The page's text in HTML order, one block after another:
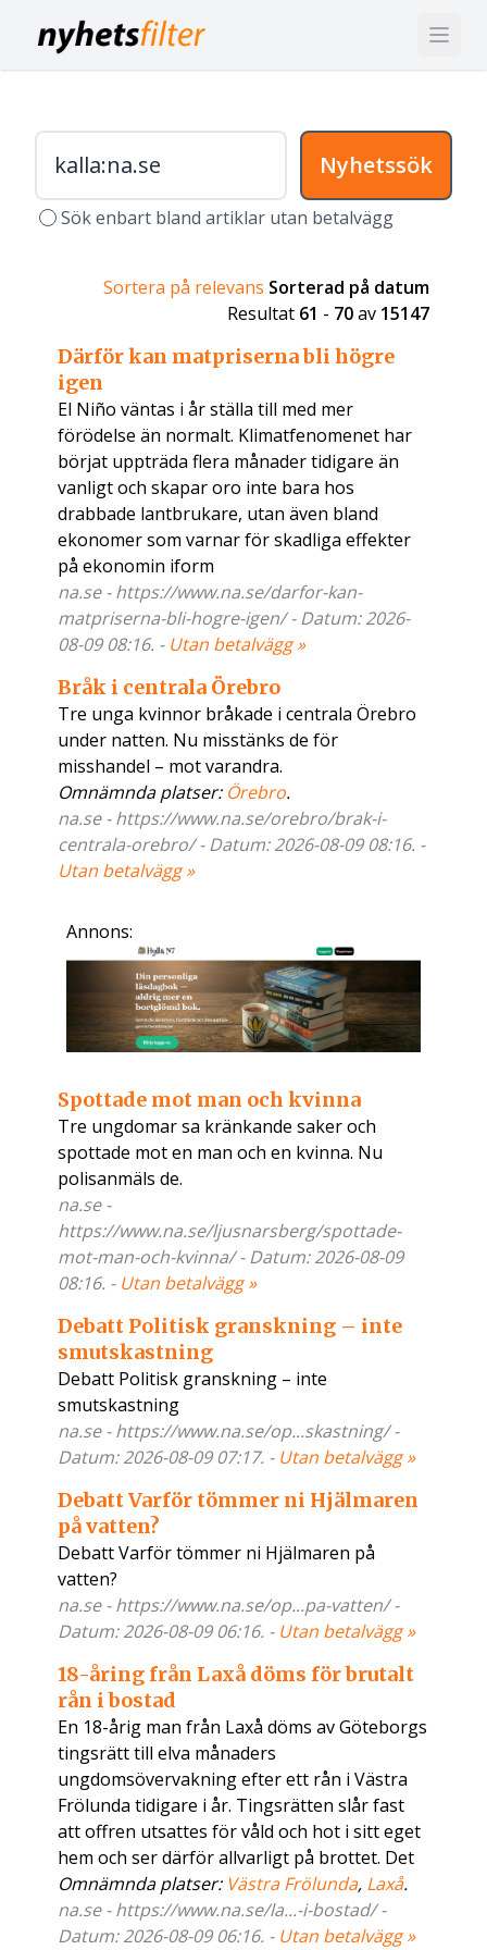
Nyhetssök
Sök enbart bland artiklar utan betalvägg
Sortera på relevans Sorterad på datum
Resultat 61 - 70av 15147
Därför kan matpriserna bli högre
igen
El Niño väntas i år ställa till med mer
förödelse än normalt. Klimatfenomenet har
börjat uppträda flera månader tidigare än
vanligt och skapar oro inte bara hos
drabbade lantbrukare, utan även bland
ekonomer som varnar för skadliga effekter
på ekonomin iform
na.se - https://www.na.se/darfor-kan-
matpriserna-bli-hogre-igen/ - Datum: 2026-
08-09 08:16. - Utan betalvägg »
Bråk i centrala Örebro
Tre unga kvinnor bråkade i centrala Örebro
under natten. Nu misstänks de för
misshandel – mot varandra.
Omnämnda platser: Örebro.
na.se - https://www.na.se/orebro/brak-i-
centrala-orebro/ - Datum: 2026-08-09 08:16. -
Utan betalvägg »
Annons:
Spottade mot man och kvinna
Tre ungdomar sa kränkande saker och
spottade mot en man och en kvinna. Nu
polisanmäls de.
na.se -
https://www.na.se/ljusnarsberg/spottade-
mot-man-och-kvinna/ - Datum: 2026-08-09
08:16. - Utan betalvägg »
Debatt Politisk granskning – inte
smutskastning
Debatt Politisk granskning – inte
smutskastning
na.se - https://www.na.se/op...skastning/ -
Datum: 2026-08-09 07:17. - Utan betalvägg »
Debatt Varför tömmer ni Hjälmaren
på vatten?
Debatt Varför tömmer ni Hjälmaren på
vatten?
na.se - https://www.na.se/op...pa-vatten/ -
Datum: 2026-08-09 06:16. - Utan betalvägg »
18-åring från Laxå döms för brutalt
rån i bostad
En 18-årig man från Laxå döms av Göteborgs
tingsrätt till elva månaders
ungdomsövervakning efter ett rån i Västra
Frölunda tidigare i år. Tingsrätten slår fast
att offren utsattes för våld och hot i sitt eget
hem och ser därför allvarligt på brottet. Det
Omnämnda platser: Västra Frölunda, Laxå.
na.se - https://www.na.se/la...-i-bostad/ -
Datum: 2026-08-09 06:16. - Utan betalvägg »